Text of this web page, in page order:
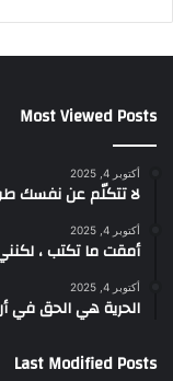
Most Viewed Posts
أكتوبر 4, 2025
لا تتكلّم عن نفسك
أكتوبر 4, 2025
أمقت ما تكتب ،
أكتوبر 4, 2025
الحرية هي الحق في
Last Modified Posts